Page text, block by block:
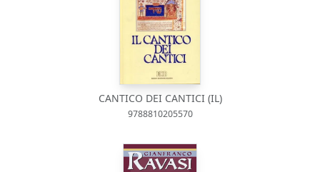
CANTICO DEI CANTICI (IL)
9788810205570